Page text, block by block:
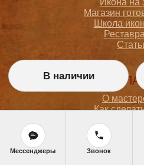
Икона на
Магазин
Школа
О
Как
Политика
Согласие на обработку
Политика обработки
В наличии
Мессенджеры Звонок